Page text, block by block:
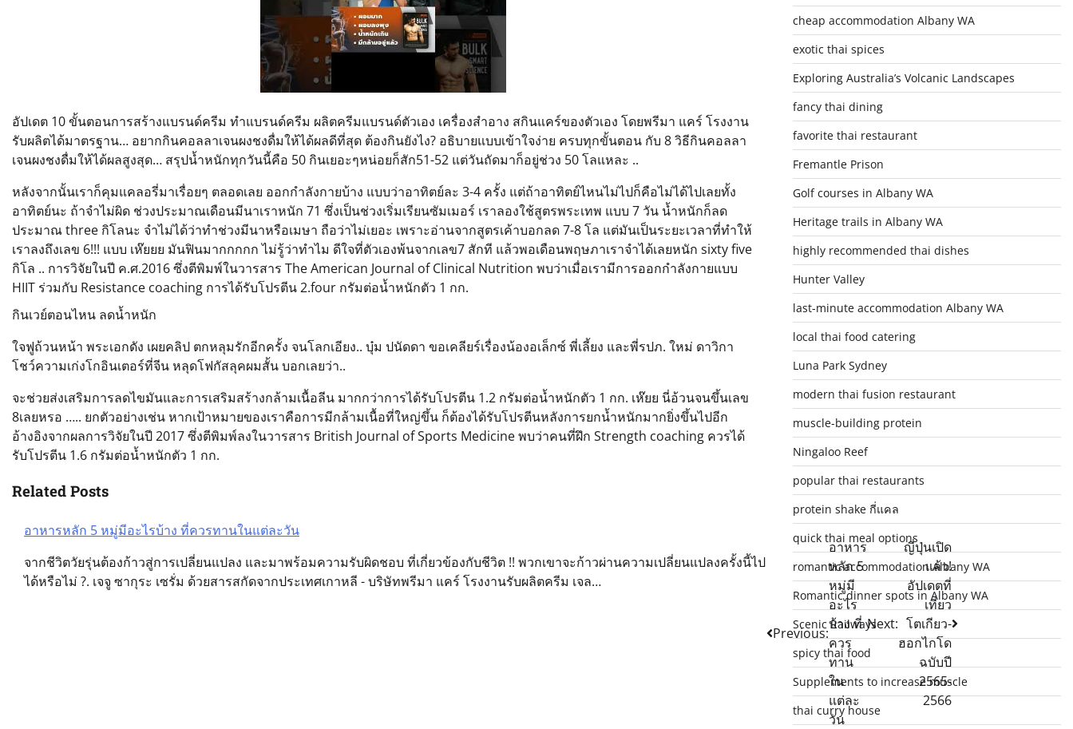
อัปเดต 10 ขั้นตอนการสร้างแบรนด์ครีม ทำแบรนด์ครีม ผลิตครีมแบรนด์ตัวเอง เครื่องสำอาง สกินแคร์ของตัวเอง โดยพรีมา แคร์ โรงงาน
รับผลิตได้มาตรฐาน… อยากกินคอลลาเจนผงชงดื่มให้ได้ผลดีที่สุด ต้องกินยังไง? อธิบายแบบเข้าใจง่าย ครบทุกขั้นตอน กับ 8 วิธีกินคอลลา
เจนผงชงดื่มให้ได้ผลสูงสุด… สรุปน้ำหนักทุกวันนี้คือ 50 กินเยอะๆหน่อยก็สัก51-52 แต่วันถัดมาก็อยู่ช่วง 50 โลแหละ ..
หลังจากนั้นเราก็คุมแคลอรี่มาเรื่อยๆ ตลอดเลย ออกกำลังกายบ้าง แบบว่าอาทิตย์ละ 3-4 ครั้ง แต่ถ้าอาทิตย์ไหนไม่ไปก็คือไม่ได้ไปเลยทั้ง
อาทิตย์นะ ถ้าจำไม่ผิด ช่วงประมาณเดือนมีนาเราหนัก 71 ซึ่งเป็นช่วงเริ่มเรียนซัมเมอร์ เราลองใช้สูตรพระเทพ แบบ 7 วัน น้ำหนักก็ลด
ประมาณ three กิโลนะ จำไม่ได้ว่าทำช่วงมีนาหรือเมษา ถือว่าไม่เยอะ เพราะอ่านจากสูตรเค้าบอกลด 7-8 โล แต่มันเป็นระยะเวลาที่ทำให้
เราลงถึงเลข 6!!! แบบ เห๊ยยย มันฟินมากกกกก ไม่รู้ว่าทำไม ดีใจที่ตัวเองพ้นจากเลข7 สักที แล้วพอเดือนพฤษภาเราจำได้เลยหนัก sixty five
กิโล .. การวิจัยในปี ค.ศ.2016 ซึ่งตีพิมพ์ในวารสาร The American Journal of Clinical Nutrition พบว่าเมื่อเรามีการออกกำลังกายแบบ
HIIT ร่วมกับ Resistance coaching การได้รับโปรตีน 2.four กรัมต่อน้ำหนักตัว 1 กก.
กินเวย์ตอนไหน ลดน้ำหนัก
ใจฟูถ้วนหน้า พระเอกดัง เผยคลิป ตกหลุมรักอีกครั้ง จนโลกเอียง.. บุ๋ม ปนัดดา ขอเคลียร์เรื่องน้องอเล็กซ์ พี่เลี้ยง และพี่รปภ. ใหม่ ดาวิกา
โชว์ความเก่งโกอินเตอร์ที่จีน หลุดโฟกัสลุคผมสั้น บอกเลยว่า..
จะช่วยส่งเสริมการลดไขมันและการเสริมสร้างกล้ามเนื้อลีน มากกว่าการได้รับโปรตีน 1.2 กรัมต่อน้ำหนักตัว 1 กก. เห๊ยย นี่อ้วนจนขึ้นเลข
8เลยหรอ ….. ยกตัวอย่างเช่น หากเป้าหมายของเราคือการมีกล้ามเนื้อที่ใหญ่ขึ้น ก็ต้องได้รับโปรตีนหลังการยกน้ำหนักมากยิ่งขึ้นไปอีก
อ้างอิงจากผลการวิจัยในปี 2017 ซึ่งตีพิมพ์ลงในวารสาร British Journal of Sports Medicine พบว่าคนที่ฝึก Strength coaching ควรได้
รับโปรตีน 1.6 กรัมต่อน้ำหนักตัว 1 กก.
Related Posts
อาหารหลัก 5 หมู่มีอะไรบ้าง ที่ควรทานในแต่ละวัน
จากชีวิตวัยรุ่นต้องก้าวสู่การเปลี่ยนแปลง และมาพร้อมความรับผิดชอบ ที่เกี่ยวข้องกับชีวิต !! พวกเขาจะก้าวผ่านความเปลี่ยนแปลงครั้งนี้ไป
ได้หรือไม่ ?. เจจู ซากุระ เซรั่ม ด้วยสารสกัดจากประเทศเกาหลี - บริษัทพรีมา แคร์ โรงงานรับผลิตครีม เจล…
Post
navigation
Previous:
อาหาร
หลัก 5
หมู่มี
อะไร
บ้าง ที่
ควร
ทาน
ใน
แต่ละ
วัน
Next:
ญี่ปุ่นเปิด
แล้ว!
อัปเดตที่
เที่ยว
โตเกียว-
ฮอกไกโด
ฉบับปี
2565-
2566
cheap accommodation Albany WA
exotic thai spices
Exploring Australia’s Volcanic Landscapes
fancy thai dining
favorite thai restaurant
Fremantle Prison
Golf courses in Albany WA
Heritage trails in Albany WA
highly recommended thai dishes
Hunter Valley
last-minute accommodation Albany WA
local thai food catering
Luna Park Sydney
modern thai fusion restaurant
muscle-building protein
Ningaloo Reef
popular thai restaurants
protein shake กี่แคล
quick thai meal options
romantic accommodation Albany WA
Romantic dinner spots in Albany WA
Scenic Railways
spicy thai food
Supplements to increase muscle
thai curry house